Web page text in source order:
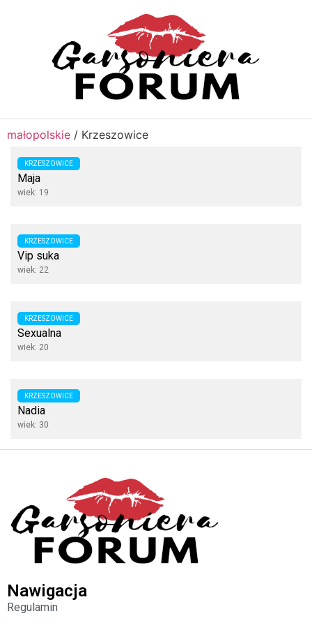
małopolskie / Krzeszowice
KRZESZOWICE
Maja
wiek: 19
KRZESZOWICE
Vip suka
wiek: 22
KRZESZOWICE
Sexualna
wiek: 20
KRZESZOWICE
Nadia
wiek: 30
Nawigacja
Regulamin